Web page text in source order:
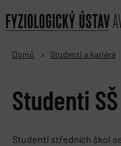
Domů > Studenti a kariéra
Studenti SŠ
Studenti středních škol